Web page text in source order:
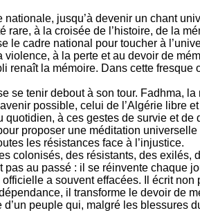
jusqu’à devenir un chant
à la croisée de l’histoire, de la
cadre national pour toucher à
à la perte et au devoir de
la mémoire. Dans cette fresque
tenir debout à son tour. Fadhma,
possible, celui de l’Algérie libre
à ces gestes de survie et de
proposer une méditation
les résistances face à l’injustice.
colonisés, des résistants, des exilés,
au passé : il se réinvente chaque
a souvent effacées. Il écrit
il transforme le devoir de
peuple qui, malgré les blessures